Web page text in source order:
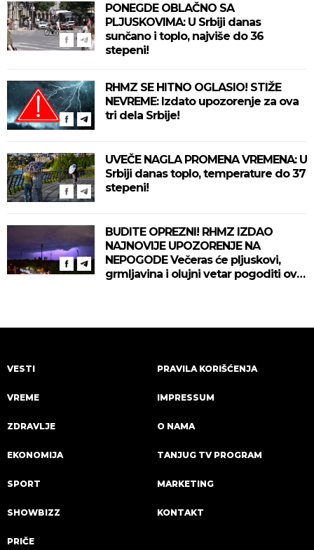
PONEGDE OBLAČNO SA
PLJUSKOVIMA: U Srbiji danas
sunčano i toplo, najviše do 36
stepeni!
RHMZ SE HITNO OGLASIO! STIŽE
NEVREME: Izdato upozorenje za ova
tri dela Srbije!
UVEČE NAGLA PROMENA VREMENA: U
Srbiji danas toplo, temperature do 37
stepeni!
BUDITE OPREZNI! RHMZ IZDAO
NAJNOVIJE UPOZORENJE NA
NEPOGODE Večeras će pljuskovi,
grmljavina i olujni vetar pogoditi ove
VESTI
VREME
ZDRAVLJE
EKONOMIJA
SPORT
SHOWBIZZ
PRIČE
PRAVILA KORIŠĆENJA
IMPRESSUM
O NAMA
TANJUG TV PROGRAM
MARKETING
KONTAKT